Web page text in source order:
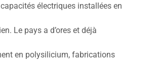
électriques installées en
Le pays a d’ores et déjà
en polysilicium, fabrications